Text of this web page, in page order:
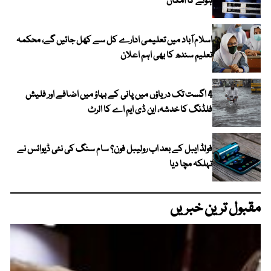
اسلام آباد میں تعلیمی ادارے کل سے کھل جائیں گے، محکمہ
تعلیم سندھ کا بھی اہم اعلان
4 اگست تک دریاؤں میں پانی کے بہاؤ میں اضافے اور فلیش
فلڈنگ کا خدشہ، این ڈی ایم اے کا الرٹ
فولڈ ایبل کے بعد اب رولیبل فون؟ سام سنگ کی نئی ڈیوائس نے
تہلکہ مچا دیا
مقبول ترین خبریں